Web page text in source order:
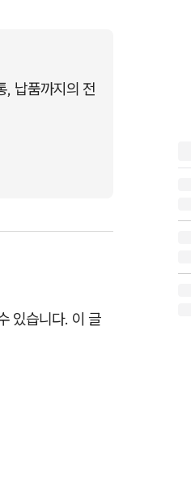
, 납품까지의 전
있습니다. 이 글